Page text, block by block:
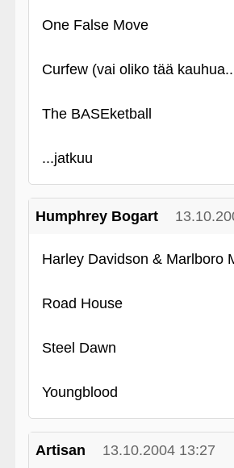
One False Move
Curfew (vai oliko tää
The BASEketball
...jatkuu
Humphrey Bogart
Harley Davidson & Marlboro
Road House
Steel Dawn
Youngblood
Artisan 13.10.2004 13:27